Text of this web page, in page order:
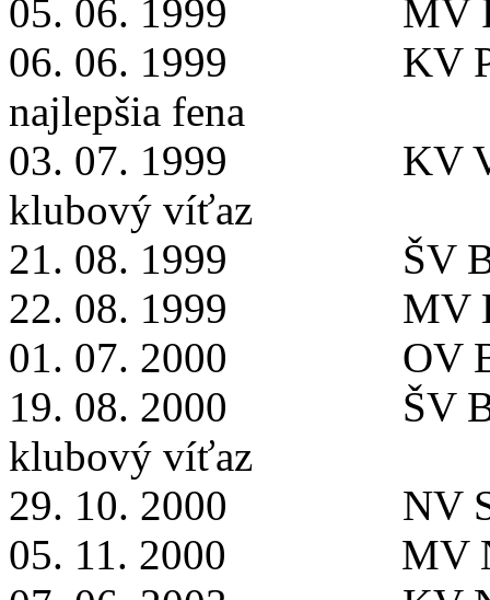
05. 06. 1999
MV
06. 06. 1999
KV
najlepšia fena
03. 07. 1999
KV
klubový víťaz
21. 08. 1999
ŠV
22. 08. 1999
MV
01. 07. 2000
OV
19. 08. 2000
ŠV
klubový víťaz
29. 10. 2000
NV
05. 11. 2000
MV